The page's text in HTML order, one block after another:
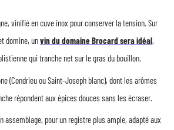
vinifié en cuve inox pour conserver la tension. Sur
domine, unvin du domaine Brocard sera idéal,
qui tranche net sur le gras du bouillon.
(Condrieu ou Saint-Joseph blanc), dont les arômes
répondent aux épices douces sans les écraser.
assemblage, pour un registre plus ample, adapté aux